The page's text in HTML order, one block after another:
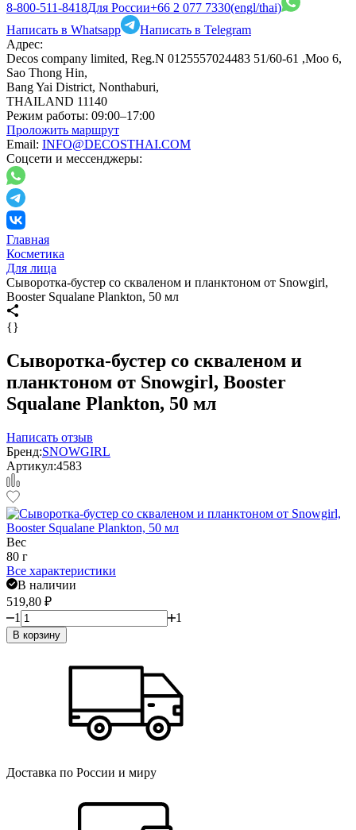
8-800-511-8418Для России+66 2 077 7330(engl/thai)
Написать в Whatsapp
Написать в Telegram
Адрес:
Decos company limited, Reg.N 0125557024483 51/60-61 ,Moo 6,
Sao Thong Hin,
Bang Yai District, Nonthaburi,
THAILAND 11140
Режим работы: 09:00–17:00
Проложить маршрут
Email: INFO@DECOSTHAI.COM
Соцсети и мессенджеры:
Главная
Косметика
Для лица
Сыворотка-бустер со скваленом и планктоном от Snowgirl,
Booster Squalane Plankton, 50 мл
{}
Сыворотка-бустер со скваленом и
планктоном от Snowgirl, Booster
Squalane Plankton, 50 мл
Написать отзыв
Бренд:SNOWGIRL
Артикул:4583
Вес
80 г
Все характеристики
В наличии
519,80 ₽
1
1
В корзину
Доставка по России и миру